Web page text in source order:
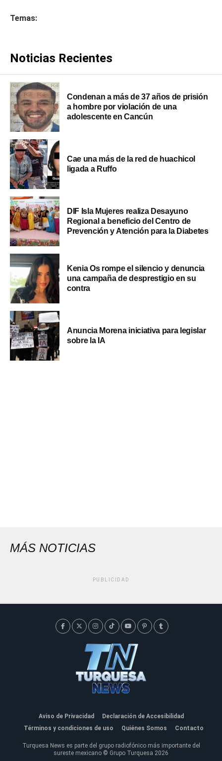
Temas:
Noticias Recientes
Condenan a más de 37 años de prisión
a hombre por violación de una
adolescente en Cancún
Cae una más de la red de huachicol
ligada a Ruffo
DIF Isla Mujeres realiza Desayuno
Regional a beneficio del Centro de
Prevención y Atención para la Diabetes
Kenia Os rompe el silencio y denuncia
una campaña de desprestigio en su
contra
Anuncia Morena iniciativa para legislar
sobre la IA
MÁS NOTICIAS
PUBLICIDAD
Aviso de Privacidad
Declaración de Accesibilidad
Términos y condiciones de uso
Quiénes Somos Contacto
Turquesa News es parte del grupo radiofónico más importante del
sureste mexicano © Grupo Turquesa 2026